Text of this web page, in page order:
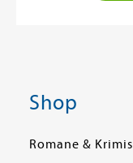
Shop
Romane & Krimis